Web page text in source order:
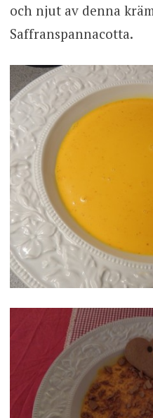
och njut av denna
Saffranspannacotta.